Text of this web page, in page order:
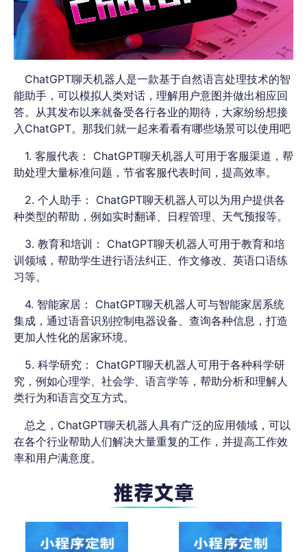
ChatGPT聊天机器人是一款基于自然语言处理技术的智
能助手，可以模拟人类对话，理解用户意图并做出相应回
答。从其发布以来就备受各行各业的期待，大家纷纷想接
入ChatGPT。那我们就一起来看看有哪些场景可以使用吧
1. 客服代表： ChatGPT聊天机器人可用于客服渠道，帮
助处理大量标准问题，节省客服代表时间，提高效率。
2. 个人助手： ChatGPT聊天机器人可以为用户提供各
种类型的帮助，例如实时翻译、日程管理、天气预报等。
3. 教育和培训： ChatGPT聊天机器人可用于教育和培
训领域，帮助学生进行语法纠正、作文修改、英语口语练
习等。
4. 智能家居： ChatGPT聊天机器人可与智能家居系统
集成，通过语音识别控制电器设备、查询各种信息，打造
更加人性化的居家环境。
5. 科学研究： ChatGPT聊天机器人可用于各种科学研
究，例如心理学、社会学、语言学等，帮助分析和理解人
类行为和语言交互方式。
总之，ChatGPT聊天机器人具有广泛的应用领域，可以
在各个行业帮助人们解决大量重复的工作，并提高工作效
率和用户满意度。